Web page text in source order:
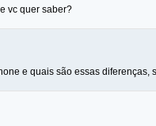
vc quer saber?
e quais são essas diferenças,